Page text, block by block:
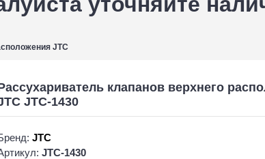
JTC
клапанов верхнего
JTC-1430
JTC
JTC-1430